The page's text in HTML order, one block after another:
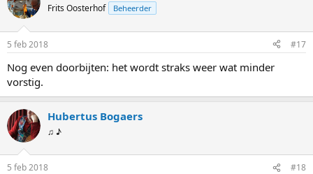
Frits Oosterhof Beheerder
5 feb 2018 #17
Nog even doorbijten: het wordt straks weer wat minder
vorstig.
Hubertus Bogaers
♫ ♪
5 feb 2018 #18